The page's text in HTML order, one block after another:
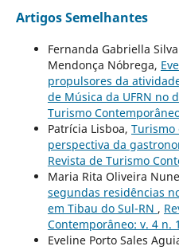
Artigos Semelhantes
Fernanda Gabriella
Mendonça Nóbrega,
propulsores da
de Música da UFRN no
Turismo
Patrícia Lisboa, Turismo
perspectiva da
Revista de Turismo
Maria Rita Oliveira
segundas residências
em Tibau do Sul-RN ,
Contemporâneo: v. 4 n.
Eveline Porto Sales